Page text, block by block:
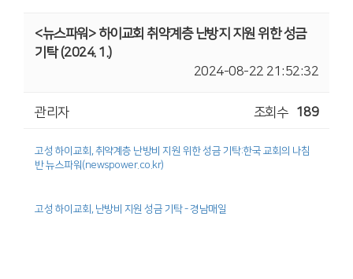
<뉴스파워> 하이교회 취약계층 난방지 지원 위한 성금
기탁 (2024. 1.)
2024-08-22 21:52:32
관리자 조회수 189
고성 하이교회, 취약계층 난방비 지원 위한 성금 기탁:한국 교회의 나침
반 뉴스파워(newspower.co.kr)
고성 하이교회, 난방비 지원 성금 기탁 - 경남매일